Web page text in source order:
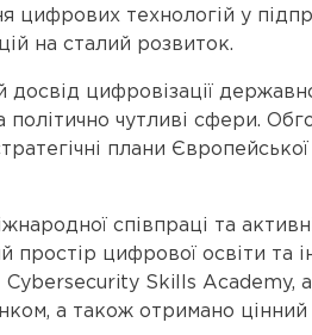
цифрових технологій у
на сталий розвиток.
досвід цифровізації
політично чутливі сфери.
плани
співпраці та
цифрової освіти та
Cybersecurity Skills
а також отримано